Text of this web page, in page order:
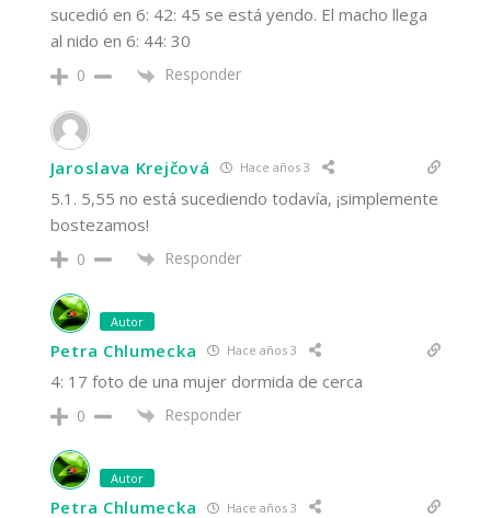
sucedió en 6: 42: 45 se está yendo. El macho llega
al nido en 6: 44: 30
0 Responder
Jaroslava Krejčová Hace años 3
5.1. 5,55 no está sucediendo todavía, ¡simplemente
bostezamos!
0 Responder
Autor
Petra Chlumecka Hace años 3
4: 17 foto de una mujer dormida de cerca
0 Responder
Autor
Petra Chlumecka Hace años 3